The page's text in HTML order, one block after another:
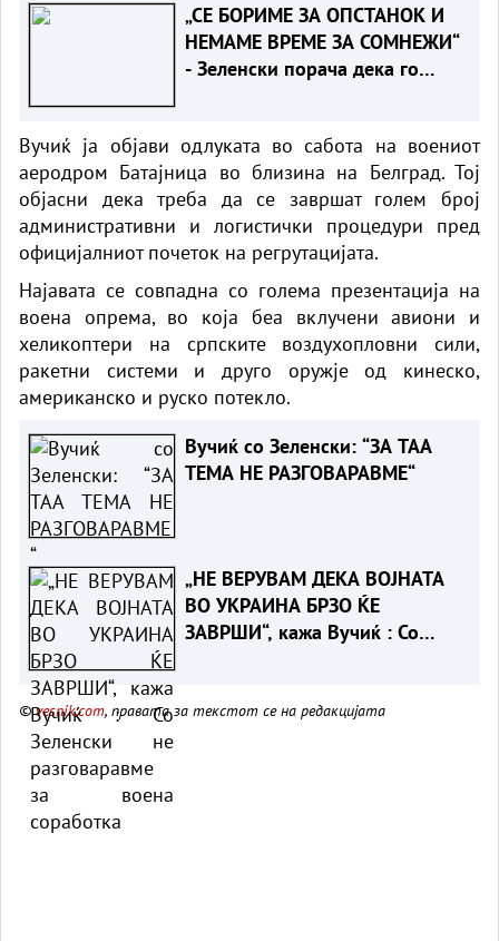
„СЕ БОРИМЕ ЗА ОПСТАНОК И
НЕМАМЕ ВРЕМЕ ЗА СОМНЕЖИ“
- Зеленски порача дека го
Вучиќ ја објави одлуката во сабота на воениот
аеродром Батајница во близина на Белград. Тој
објасни дека треба да се завршат голем број
административни и логистички процедури пред
официјалниот почеток на регрутацијата.
Најавата се совпадна со голема презентација на
воена опрема, во која беа вклучени авиони и
хеликоптери на српските воздухопловни сили,
ракетни системи и друго оружје од кинеско,
американско и руско потекло.
Вучиќ со Зеленски: “ЗА ТАА
ТЕМА НЕ РАЗГОВАРАВМЕ“
„НЕ ВЕРУВАМ ДЕКА ВОЈНАТА
ВО УКРАИНА БРЗО ЌЕ
ЗАВРШИ“, кажа Вучиќ : Со
©vesnik.com, правата за текстот се на редакцијата